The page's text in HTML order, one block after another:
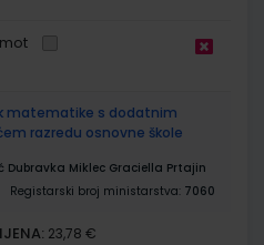
matematike s dodatnim
razredu osnovne škole
Dubravka Miklec Graciella Prtajin
Registarski broj ministarstva: 7060
23,78 €